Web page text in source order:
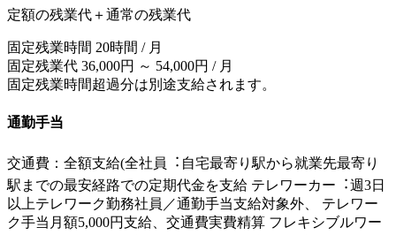
定額の残業代＋通常の残業代
固定残業時間 20時間 / 月
固定残業代 36,000円 ～ 54,000円 / 月
固定残業時間超過分は別途支給されます。
通勤手当
交通費：全額支給(全社員︓⾃宅最寄り駅から就業先最寄り
駅までの最安経路での定期代⾦を支給 テレワーカー︓週3日
以上テレワーク勤務社員／通勤⼿当支給対象外、 テレワー
ク⼿当月額5,000円支給、交通費実費精算 フレキシブルワー